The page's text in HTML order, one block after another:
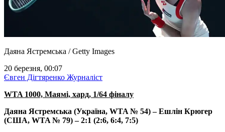
Даяна Ястремська / Getty Images
20 березня, 00:07
Євген Дігтяренко Журналіст
WTA 1000, Маямі, хард, 1/64 фіналу
Даяна Ястремська (Україна, WTA № 54) – Ешлін Крюгер
(США, WTA № 79) – 2:1 (2:6, 6:4, 7:5)